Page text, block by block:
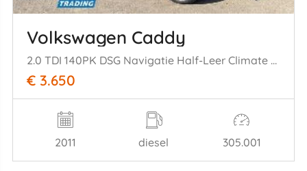
Volkswagen Caddy
2.0 TDI 140PK DSG Navigatie Half-Leer Climate Cruise
€ 3.650
2011 diesel 305.001